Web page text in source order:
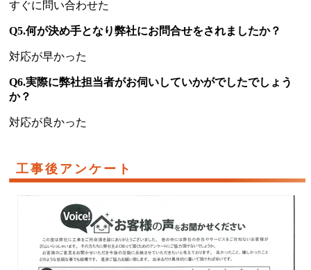
すぐに問い合わせた
Q5.何が決め手となり弊社にお問合せをされましたか？
対応が早かった
Q6.実際に弊社担当者がお伺いしていかがでしたでしょう
か？
対応が良かった
工事後アンケート